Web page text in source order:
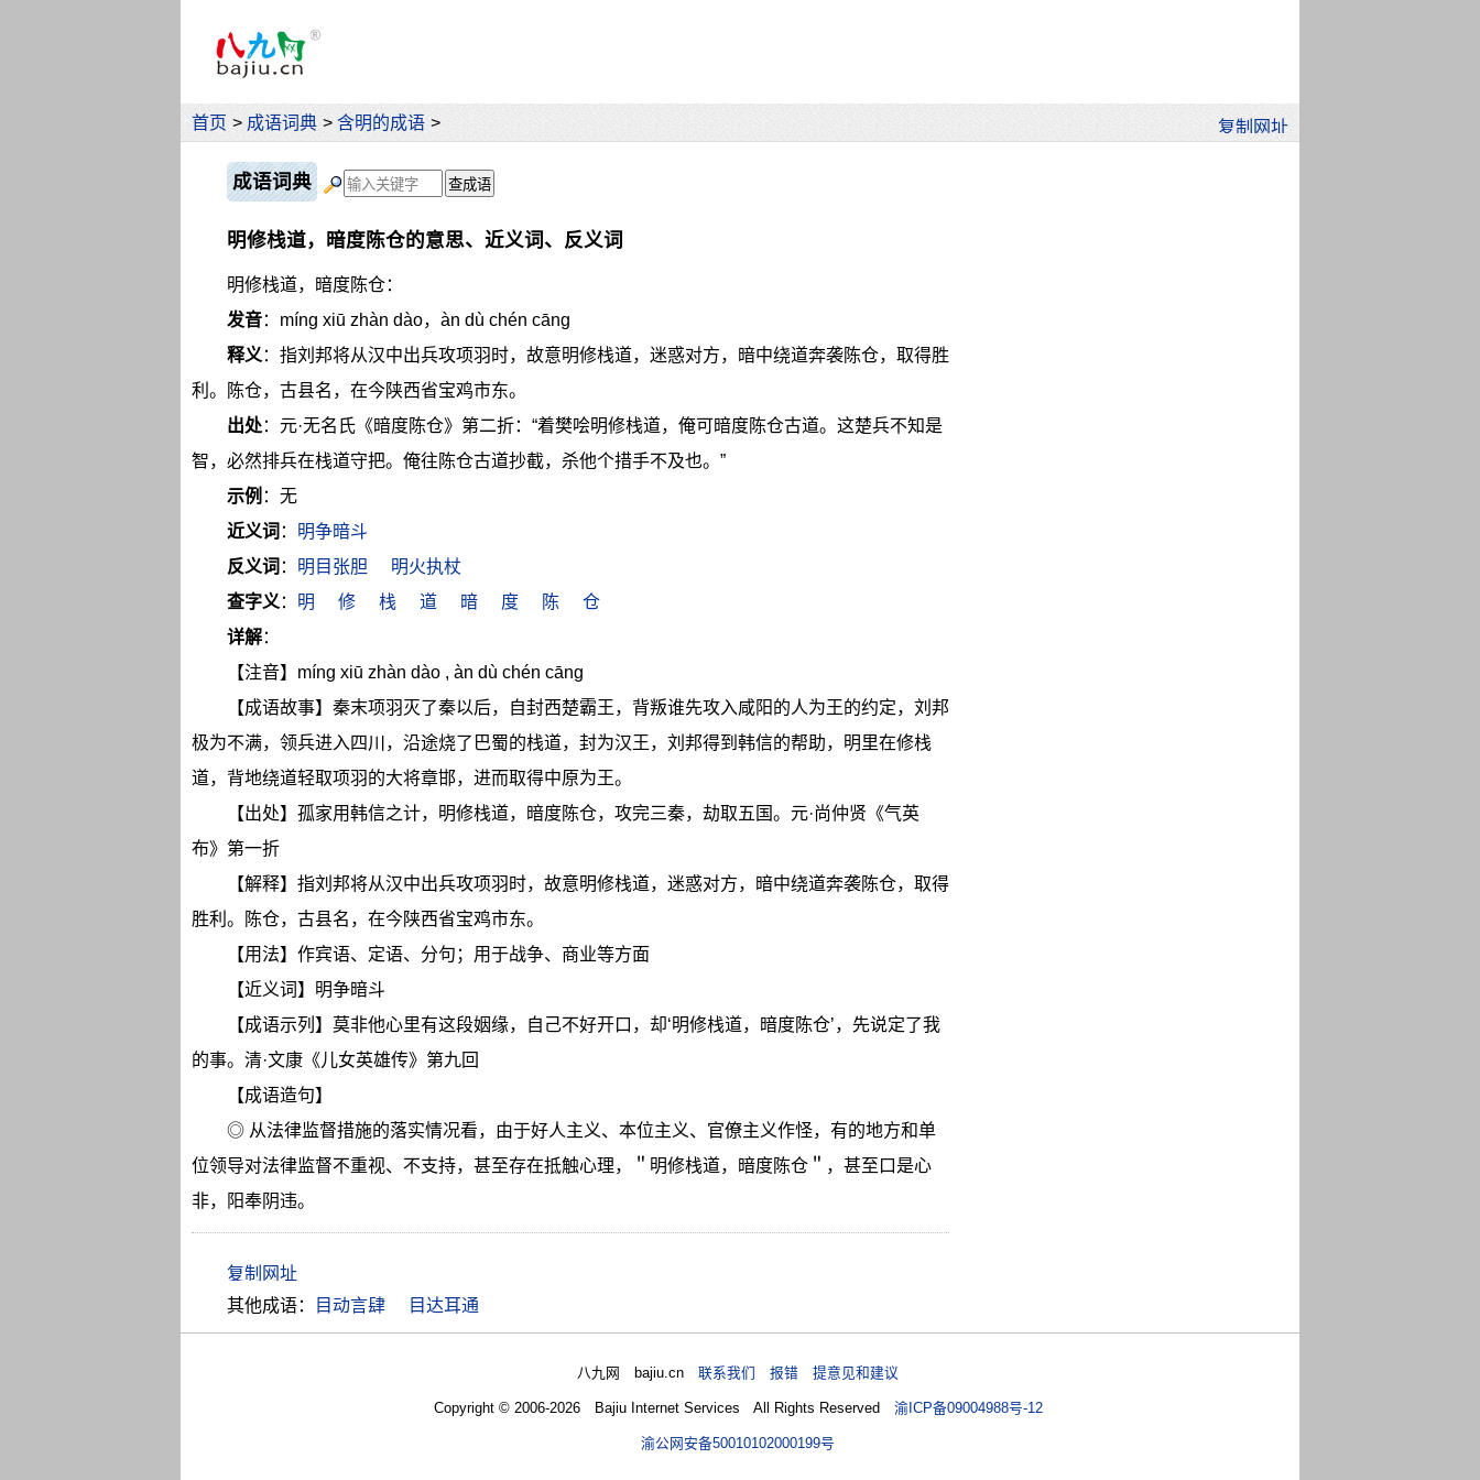
首页 > 成语词典 > 含明的成语 >
成语词典
明修栈道，暗度陈仓的意思、近义词、反义词
明修栈道，暗度陈仓：
发音：míng xiū zhàn dào，àn dù chén cāng
释义 ：指刘邦将从汉中出兵攻项羽时，故意明修栈道，迷惑对方，暗中绕道奔袭陈仓，取得胜
利。陈仓，古县名，在今陕西省宝鸡市东。
出处：元·无名氏《暗度陈仓》第二折：“着樊哙明修栈道，俺可暗度陈仓古道。这楚兵不知是
智，必然排兵在栈道守把。俺往陈仓古道抄截，杀他个措手不及也。”
示例 ：无
近义词 ： 明争暗斗
反义词 ： 明目张胆
明火执杖
查字义 ： 明 修 栈 道 暗 度 陈
仓
详解：
【注音】míng xiū zhàn dào , àn dù chén cāng
【成语故事】秦末项羽灭了秦以后，自封西楚霸王，背叛谁先攻入咸阳的人为王的约定，刘邦
极为不满，领兵进入四川，沿途烧了巴蜀的栈道，封为汉王，刘邦得到韩信的帮助，明里在修栈
道，背地绕道轻取项羽的大将章邯，进而取得中原为王。
【出处】孤家用韩信之计，明修栈道，暗度陈仓，攻完三秦，劫取五国。元·尚仲贤《气英
布》第一折
【解释】指刘邦将从汉中出兵攻项羽时，故意明修栈道，迷惑对方，暗中绕道奔袭陈仓，取得
胜利。陈仓，古县名，在今陕西省宝鸡市东。
【用法】作宾语、定语、分句；用于战争、商业等方面
【近义词】明争暗斗
【成语示列】莫非他心里有这段姻缘，自己不好开口，却‘明修栈道，暗度陈仓’，先说定了我
的事。清·文康《儿女英雄传》第九回
【成语造句】
◎ 从法律监督措施的落实情况看，由于好人主义、本位主义、官僚主义作怪，有的地方和单
位领导对法律监督不重视、不支持，甚至存在抵触心理，＂明修栈道，暗度陈仓＂，甚至口是心
非，阳奉阴违。
其他成语： 目动言肆 目达耳通
八九网 bajiu.cn联系我们 报错 提意见和建议
Copyright © 2006-2026 Bajiu Internet Services All Rights Reserved 渝ICP备09004988号-12
渝公网安备50010102000199号